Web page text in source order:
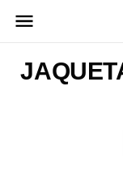
para
conteúdo